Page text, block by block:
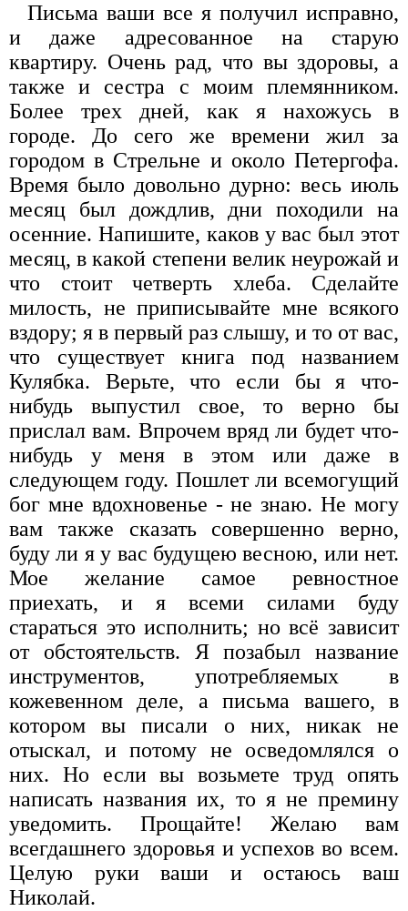
Письма ваши все я получил исправно,
и даже адресованное на старую
квартиру. Очень рад, что вы здоровы, а
также и сестра с моим племянником.
Более трех дней, как я нахожусь в
городе. До сего же времени жил за
городом в Стрельне и около Петергофа.
Время было довольно дурно: весь июль
месяц был дождлив, дни походили на
осенние. Напишите, каков у вас был этот
месяц, в какой степени велик неурожай и
что стоит четверть хлеба. Сделайте
милость, не приписывайте мне всякого
вздору; я в первый раз слышу, и то от вас,
что существует книга под названием
Кулябка. Верьте, что если бы я что-
нибудь выпустил свое, то верно бы
прислал вам. Впрочем вряд ли будет что-
нибудь у меня в этом или даже в
следующем году. Пошлет ли всемогущий
бог мне вдохновенье - не знаю. Не могу
вам также сказать совершенно верно,
буду ли я у вас будущею весною, или нет.
Мое желание самое ревностное
приехать, и я всеми силами буду
стараться это исполнить; но всё зависит
от обстоятельств. Я позабыл название
инструментов, употребляемых в
кожевенном деле, а письма вашего, в
котором вы писали о них, никак не
отыскал, и потому не осведомлялся о
них. Но если вы возьмете труд опять
написать названия их, то я не премину
уведомить. Прощайте! Желаю вам
всегдашнего здоровья и успехов во всем.
Целую руки ваши и остаюсь ваш
Николай.